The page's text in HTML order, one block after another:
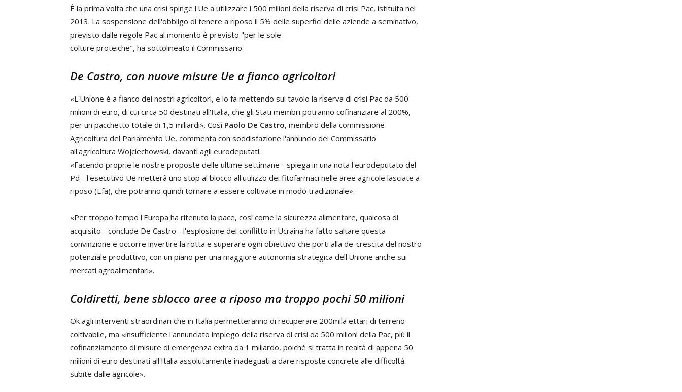
È la prima volta che una crisi spinge l'Ue a utilizzare i 500 milioni della riserva di crisi Pac, istituita nel
2013. La sospensione dell'obbligo di tenere a riposo il 5% delle superfici delle aziende a seminativo,
previsto dalle regole Pac al momento è previsto "per le sole
colture proteiche", ha sottolineato il Commissario.
De Castro, con nuove misure Ue a fianco agricoltori
«L'Unione è a fianco dei nostri agricoltori, e lo fa mettendo sul tavolo la riserva di crisi Pac da 500
milioni di euro, di cui circa 50 destinati all'Italia, che gli Stati membri potranno cofinanziare al 200%,
per un pacchetto totale di 1,5 miliardi». Così Paolo De Castro, membro della commissione
Agricoltura del Parlamento Ue, commenta con soddisfazione l'annuncio del Commissario
all'agricoltura Wojciechowski, davanti agli eurodeputati.
«Facendo proprie le nostre proposte delle ultime settimane - spiega in una nota l'eurodeputato del
Pd - l'esecutivo Ue metterà uno stop al blocco all'utilizzo dei fitofarmaci nelle aree agricole lasciate a
riposo (Efa), che potranno quindi tornare a essere coltivate in modo tradizionale».
«Per troppo tempo l'Europa ha ritenuto la pace, così come la sicurezza alimentare, qualcosa di
acquisito - conclude De Castro - l'esplosione del conflitto in Ucraina ha fatto saltare questa
convinzione e occorre invertire la rotta e superare ogni obiettivo che porti alla de-crescita del nostro
potenziale produttivo, con un piano per una maggiore autonomia strategica dell'Unione anche sui
mercati agroalimentari».
Coldiretti, bene sblocco aree a riposo ma troppo pochi 50 milioni
Ok agli interventi straordinari che in Italia permetteranno di recuperare 200mila ettari di terreno
coltivabile, ma «insufficiente l'annunciato impiego della riserva di crisi da 500 milioni della Pac, più il
cofinanziamento di misure di emergenza extra da 1 miliardo, poiché si tratta in realtà di appena 50
milioni di euro destinati all'Italia assolutamente inadeguati a dare risposte concrete alle difficoltà
subite dalle agricole».